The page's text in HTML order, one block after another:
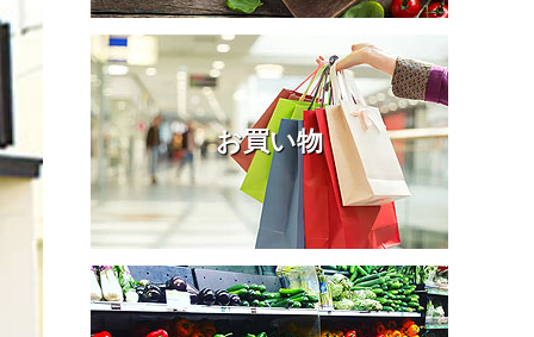
お買い物